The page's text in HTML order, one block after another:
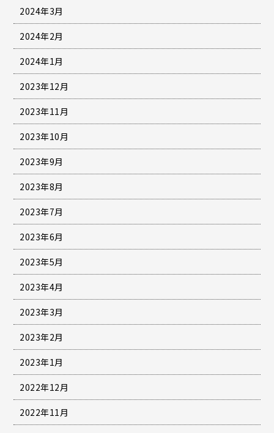
2024年3月
2024年2月
2024年1月
2023年12月
2023年11月
2023年10月
2023年9月
2023年8月
2023年7月
2023年6月
2023年5月
2023年4月
2023年3月
2023年2月
2023年1月
2022年12月
2022年11月